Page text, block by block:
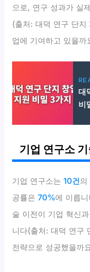
으로, 연구 성과가 실
(출처: 대덕 연구 단
업에 기여하고 있을까
대
비
기업 연구소
기업 연구소는10건의
공률은70%에 이릅
술 이전이 기업 혁신
니다(출처: 대덕 연구
전략으로 성공했을까